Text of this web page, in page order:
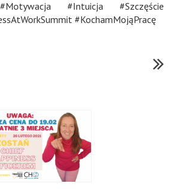
#Motywacja #Intuicja #Szczęście
#KochamMojąPracę